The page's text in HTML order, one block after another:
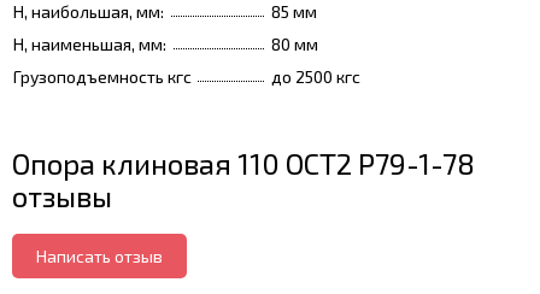
H, наибольшая, мм:
85 мм
H, наименьшая, мм:
80 мм
Грузоподъемность кгс
до 2500 кгс
Опора клиновая 110 ОСТ2 Р79-1-78
отзывы
Написать отзыв